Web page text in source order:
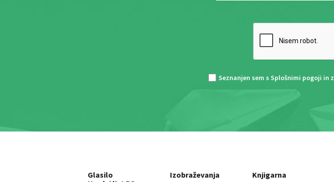
Seznanjen sem s Splošnimi pogoji in z
Glasilo
Izobraževanja Knjigarna